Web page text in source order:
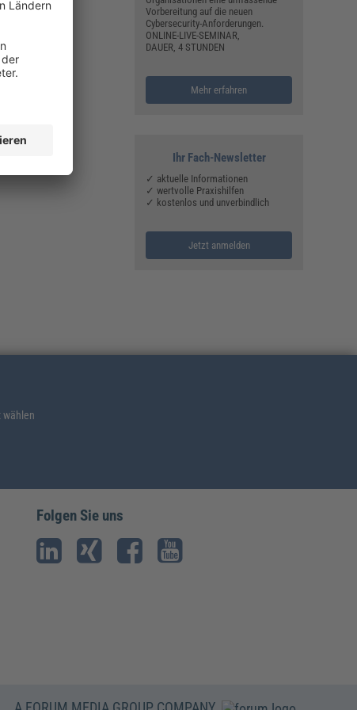
Vorbereitung auf die neuen
Cybersecurity-Anforderungen.
ONLINE-LIVE-SEMINAR,
DAUER, 4 STUNDEN
Mehr erfahren
Ihr Fach-Newsletter
✓ aktuelle Informationen
✓ wertvolle Praxishilfen
✓ kostenlos und unverbindlich
Jetzt anmelden
wählen
Folgen Sie uns